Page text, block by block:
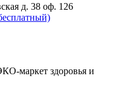
д. 38 оф. 126
маркет здоровья и